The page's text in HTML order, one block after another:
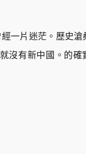
一片迷茫。歷史滄
沒有新中國。的確